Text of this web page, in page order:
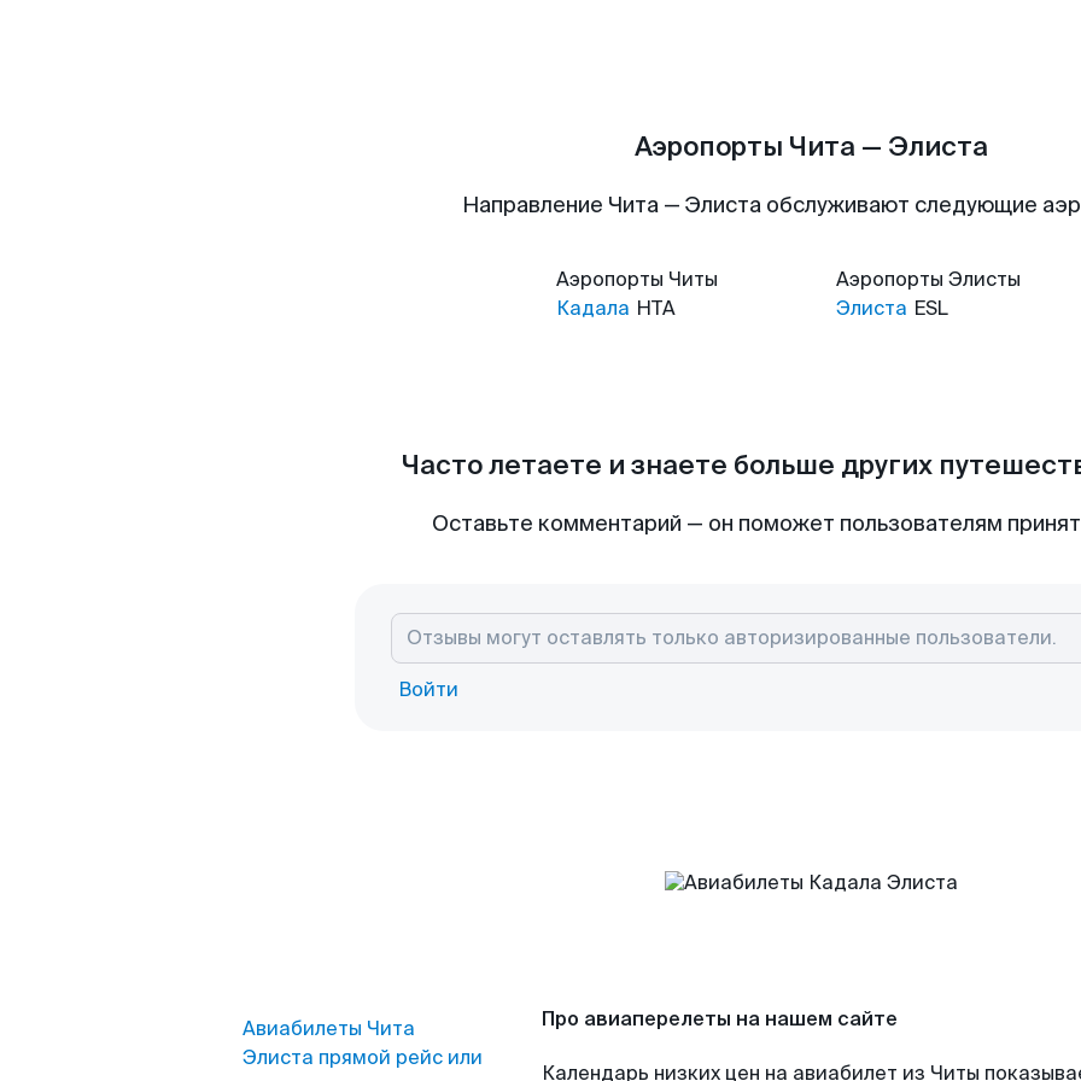
Аэропорты Чита — Элиста
Направление Чита — Элиста обслуживают следующие
Аэропорты Читы
Кадала HTA
Аэропорты Элисты
Элиста ESL
Часто летаете и знаете больше других
Оставьте комментарий — он поможет пользователям
Войти
Авиабилеты Чита
Элиста прямой рейс или
Про авиаперелеты на нашем сайте
Календарь низких цен на авиабилет из Читы